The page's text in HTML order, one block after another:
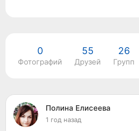
0
Фотографий
55
Друзей
26
Групп
Полина Елисеева
1 год назад